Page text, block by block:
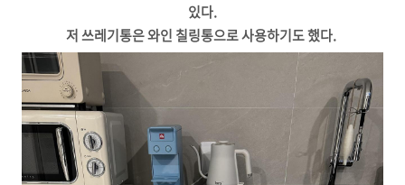
있다.
저 쓰레기통은 와인 칠링통으로 사용하기도 했다.